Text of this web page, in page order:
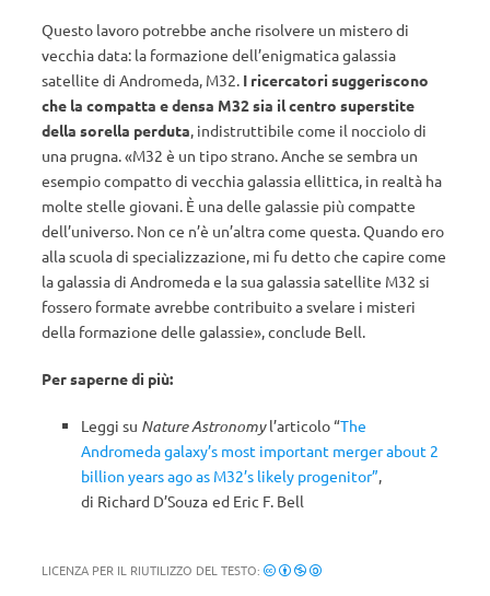
Questo lavoro potrebbe anche risolvere un mistero di
vecchia data: la formazione dell’enigmatica galassia
satellite di Andromeda, M32. I ricercatori suggeriscono
che la compatta e densa M32 sia il centro superstite
della sorella perduta, indistruttibile come il nocciolo di
una prugna. «M32 è un tipo strano. Anche se sembra un
esempio compatto di vecchia galassia ellittica, in realtà ha
molte stelle giovani. È una delle galassie più compatte
dell’universo. Non ce n’è un’altra come questa. Quando ero
alla scuola di specializzazione, mi fu detto che capire come
la galassia di Andromeda e la sua galassia satellite M32 si
fossero formate avrebbe contribuito a svelare i misteri
della formazione delle galassie», conclude Bell.
Per saperne di più:
Leggi su Nature Astronomy l’articolo “The
Andromeda galaxy’s most important merger about 2
billion years ago as M32’s likely progenitor”,
di Richard D’Souza ed Eric F. Bell
LICENZA PER IL RIUTILIZZO DEL TESTO: